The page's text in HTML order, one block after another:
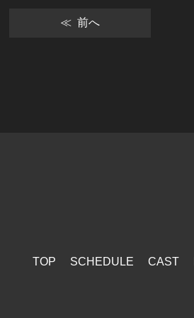
≪ 前へ
TOP SCHEDULE CAST